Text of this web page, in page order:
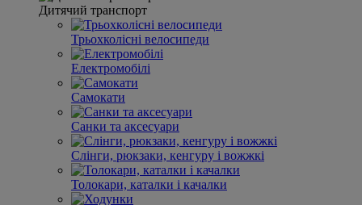
Дитячий транспорт
Трьохколісні велосипеди
Електромобілі
Самокати
Санки та аксесуари
Слінги, рюкзаки, кенгуру і вожжкі
Толокари, каталки і качалки